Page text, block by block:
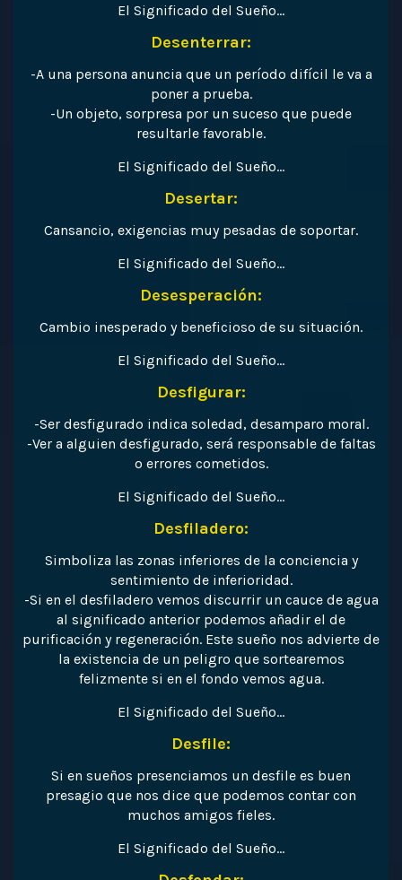
El Significado del Sueño…
Desenterrar:
-A una persona anuncia que un período difícil le va a
poner a prueba.
-Un objeto, sorpresa por un suceso que puede
resultarle favorable.
El Significado del Sueño…
Desertar:
Cansancio, exigencias muy pesadas de soportar.
El Significado del Sueño…
Desesperación:
Cambio inesperado y beneficioso de su situación.
El Significado del Sueño…
Desfigurar:
-Ser desfigurado indica soledad, desamparo moral.
-Ver a alguien desfigurado, será responsable de faltas
o errores cometidos.
El Significado del Sueño…
Desfiladero:
Simboliza las zonas inferiores de la conciencia y
sentimiento de inferioridad.
-Si en el desfiladero vemos discurrir un cauce de agua
al significado anterior podemos añadir el de
purificación y regeneración. Este sueño nos advierte de
la existencia de un peligro que sortearemos
felizmente si en el fondo vemos agua.
El Significado del Sueño…
Desfile:
Si en sueños presenciamos un desfile es buen
presagio que nos dice que podemos contar con
muchos amigos fieles.
El Significado del Sueño…